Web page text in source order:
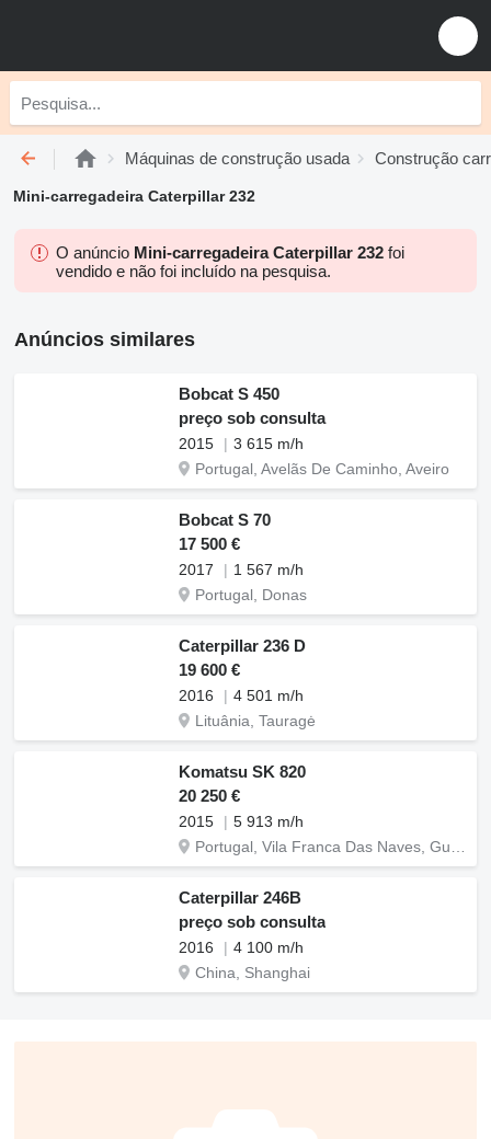
Máquinas de construção usada Construção
Mini-carregadeira Caterpillar 232
O anúncio Mini-carregadeira Caterpillar 232 foi
vendido e não foi incluído na pesquisa.
Anúncios similares
Bobcat S 450
preço sob consulta
2015
3 615 m/h
Portugal, Avelãs De Caminho, Aveiro
Bobcat S 70
17 500 €
2017
1 567 m/h
Portugal, Donas
Caterpillar 236 D
19 600 €
2016
4 501 m/h
Lituânia, Tauragė
Komatsu SK 820
20 250 €
2015
5 913 m/h
Caterpillar 246B
preço sob consulta
2016
4 100 m/h
China, Shanghai